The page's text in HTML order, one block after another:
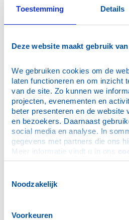
Toestemming Details
Deze website maakt gebruik
We gebruiken cookies om de
laten functioneren en om inzicht
van de site. Zo kunnen we
projecten, evenementen en
beter presenteren en de website
en bezoekers. Daarnaast
social media en analyse. In
gegevens met partners die ons
Meer informatie vindt u in ons
Noodzakelijk
Voorkeuren
Inloggen
Wachtwoord*
Dit is mijn privécomputer,
maximaal 30 dagen ingelogd)
N.B. De inloggegevens zijn